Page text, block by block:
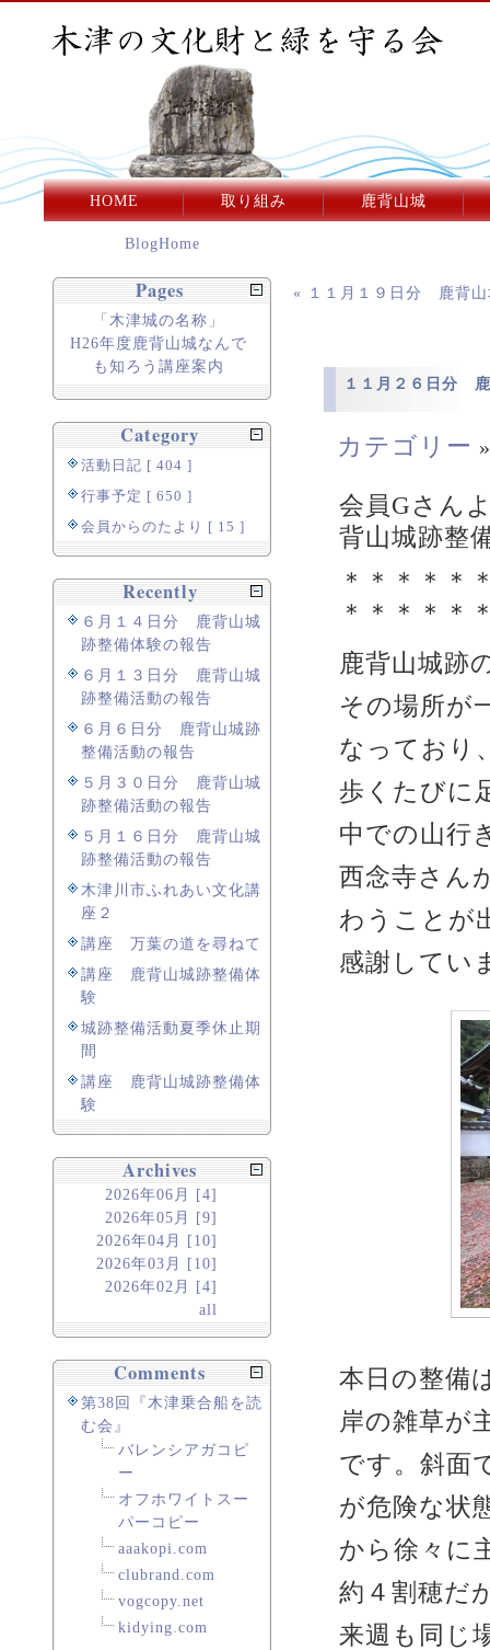
HOME 取り組み 鹿背山城
« １１月１９日分 鹿背
１１月２６日分
カテゴリー
会員Gさん
背山城跡整
＊＊＊＊＊
＊＊＊＊＊
鹿背山城跡
その場所が
なっており
歩くたびに
中での山行
西念寺さん
わうことが
感謝してい
本日の整備
岸の雑草が
です。斜面
が危険な状
から徐々に
約４割穂だ
来週も同じ
BlogHome
Pages
「木津城の名称」
H26年度鹿背山城なんで
も知ろう講座案内
Category
活動日記 [ 404 ]
行事予定 [ 650 ]
会員からのたより [ 15 ]
Recently
６月１４日分 鹿背山城
跡整備体験の報告
６月１３日分 鹿背山城
跡整備活動の報告
６月６日分 鹿背山城跡
整備活動の報告
５月３０日分 鹿背山城
跡整備活動の報告
５月１６日分 鹿背山城
跡整備活動の報告
木津川市ふれあい文化講
座２
講座 万葉の道を尋ねて
講座 鹿背山城跡整備体
験
城跡整備活動夏季休止期
間
講座 鹿背山城跡整備体
験
Archives
2026年06月 [4]
2026年05月 [9]
2026年04月 [10]
2026年03月 [10]
2026年02月 [4]
all
Comments
第38回『木津乗合船を読
む会』
バレンシアガコピ
ー
オフホワイトスー
パーコピー
aaakopi.com
clubrand.com
vogcopy.net
kidying.com